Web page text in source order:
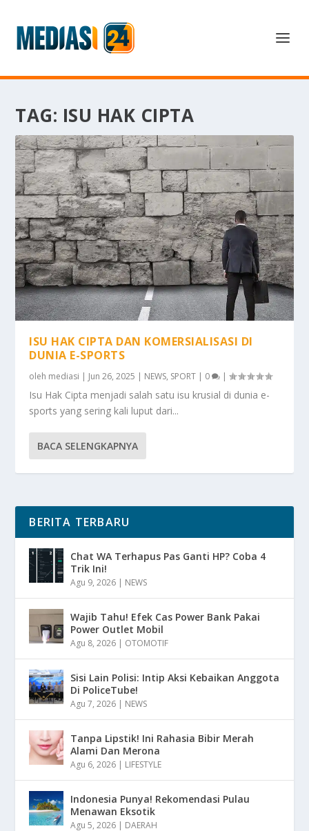
TAG: ISU HAK CIPTA
ISU HAK CIPTA DAN KOMERSIALISASI DI
DUNIA E-SPORTS
oleh mediasi | Jun 26, 2025 | NEWS, SPORT | 0 |
Isu Hak Cipta menjadi salah satu isu krusial di dunia e-
sports yang sering kali luput dari...
BACA SELENGKAPNYA
BERITA TERBARU
Chat WA Terhapus Pas Ganti HP? Coba 4
Trik Ini!
Agu 9, 2026 | NEWS
Wajib Tahu! Efek Cas Power Bank Pakai
Power Outlet Mobil
Agu 8, 2026 | OTOMOTIF
Sisi Lain Polisi: Intip Aksi Kebaikan Anggota
Di PoliceTube!
Agu 7, 2026 | NEWS
Tanpa Lipstik! Ini Rahasia Bibir Merah
Alami Dan Merona
Agu 6, 2026 | LIFESTYLE
Indonesia Punya! Rekomendasi Pulau
Menawan Eksotik
Agu 5, 2026 | DAERAH